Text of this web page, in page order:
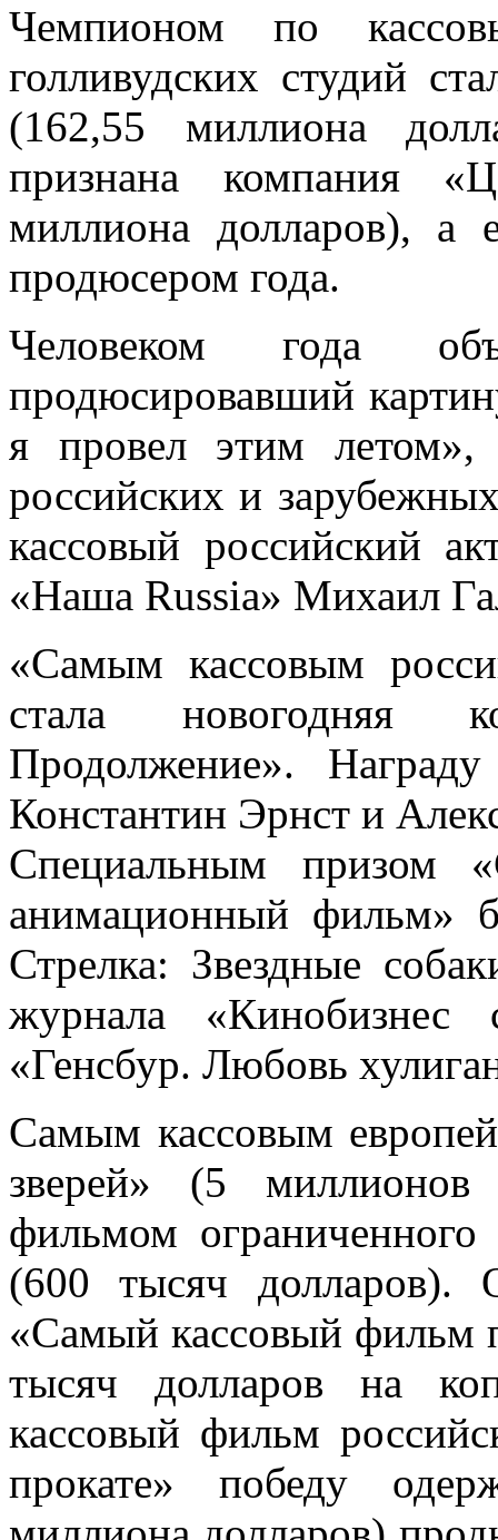
Чемпионом по
голливудских студий
(162,55 миллиона
признана компания
миллиона долларов),
продюсером года.
Человеком года
продюсировавший
я провел этим летом»,
российских и
кассовый российский
«Наша Russia» Михаил
«Самым кассовым
стала новогодняя
Продолжение».
Константин Эрнст и
Специальным призом
анимационный фильм»
Стрелка: Звездные
журнала «Кинобизнес
«Генсбур. Любовь
Самым кассовым
зверей» (5
фильмом
(600 тысяч
«Самый кассовый фильм
тысяч долларов на
кассовый фильм
прокате» победу